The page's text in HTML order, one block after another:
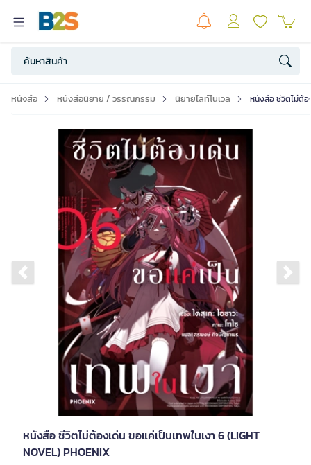
หนังสือ หนังสือนิยาย / วรรณกรรม นิยายไลท์โนเวล หนังสือ ชีวิตไม่ต้อ
Previous slide
หนังสือ ชีวิตไม่ต้องเด่น ขอแค่เป็นเทพในเงา 6 (LIGHT
NOVEL) PHOENIX